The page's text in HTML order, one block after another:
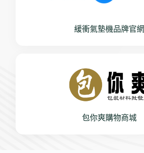
緩衝氣墊機品牌官網
包你爽購物商城